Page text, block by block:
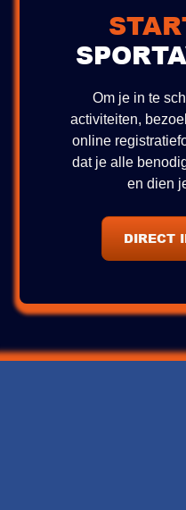
Om je in te
activiteiten,
online
dat je alle
en dien
DIRECT